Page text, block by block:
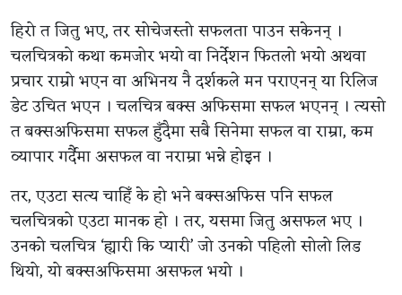
हिरो त जितु भए, तर सोचेजस्तो सफलता पाउन सकेनन् ।
चलचित्रको कथा कमजोर भयो वा निर्देशन फितलो भयो अथवा
प्रचार राम्रो भएन वा अभिनय नै दर्शकले मन पराएनन् या रिलिज
डेट उचित भएन । चलचित्र बक्स अफिसमा सफल भएनन् । त्यसो
त बक्सअफिसमा सफल हुँदैमा सबै सिनेमा सफल वा राम्रा, कम
व्यापार गर्दैमा असफल वा नराम्रा भन्ने होइन ।
तर, एउटा सत्य चाहिँ के हो भने बक्सअफिस पनि सफल
चलचित्रको एउटा मानक हो । तर, यसमा जितु असफल भए ।
उनको चलचित्र ‘ह्यारी कि प्यारी’ जो उनको पहिलो सोलो लिड
थियो, यो बक्सअफिसमा असफल भयो ।